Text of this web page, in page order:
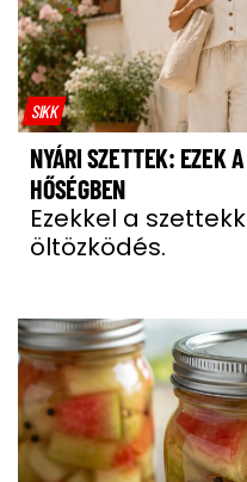
SIKK
NYÁRI SZETTEK: EZEK
HŐSÉGBEN
Ezekkel a
öltözködés.